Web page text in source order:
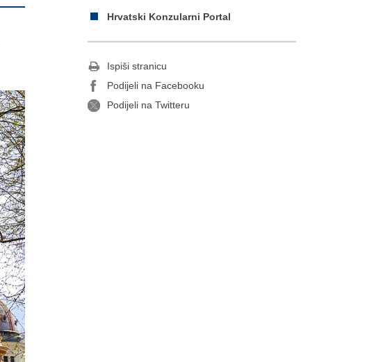
Hrvatski Konzularni Portal
Ispiši stranicu
Podijeli na Facebooku
Podijeli na Twitteru